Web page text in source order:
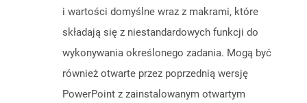
i wartości domyślne wraz z makrami, które
składają się z niestandardowych funkcji do
wykonywania określonego zadania. Mogą być
również otwarte przez poprzednią wersję
PowerPoint z zainstalowanym otwartym